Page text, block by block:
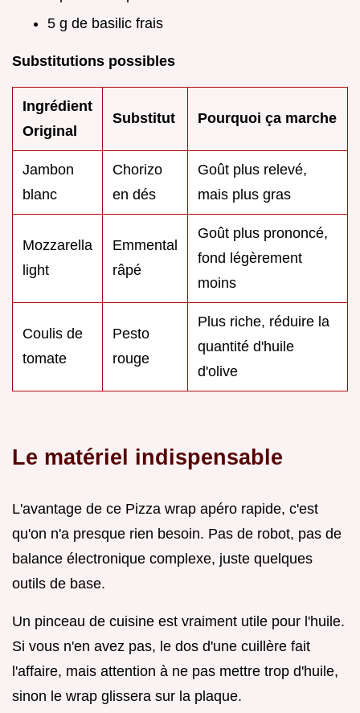
5 g de basilic frais
Substitutions possibles
Ingrédient
Original
Substitut Pourquoi ça marche
Jambon
blanc
Chorizo
en dés
Goût plus relevé,
mais plus gras
Mozzarella
light
Emmental
râpé
Goût plus prononcé,
fond légèrement
moins
Coulis de
tomate
Pesto
rouge
Plus riche, réduire la
quantité d'huile
d'olive
Le matériel indispensable
L'avantage de ce Pizza wrap apéro rapide, c'est
qu'on n'a presque rien besoin. Pas de robot, pas de
balance électronique complexe, juste quelques
outils de base.
Un pinceau de cuisine est vraiment utile pour l'huile.
Si vous n'en avez pas, le dos d'une cuillère fait
l'affaire, mais attention à ne pas mettre trop d'huile,
sinon le wrap glissera sur la plaque.